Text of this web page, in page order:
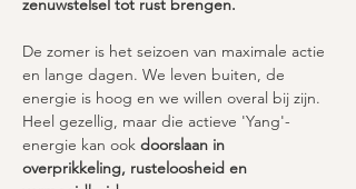
zenuwstelsel tot rust brengen.
De zomer is het seizoen van maximale actie
en lange dagen. We leven buiten, de
energie is hoog en we willen overal bij zijn.
Heel gezellig, maar die actieve 'Yang'-
energie kan ook doorslaan in
overprikkeling, rusteloosheid en